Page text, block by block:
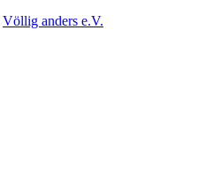
Völlig anders e.V.